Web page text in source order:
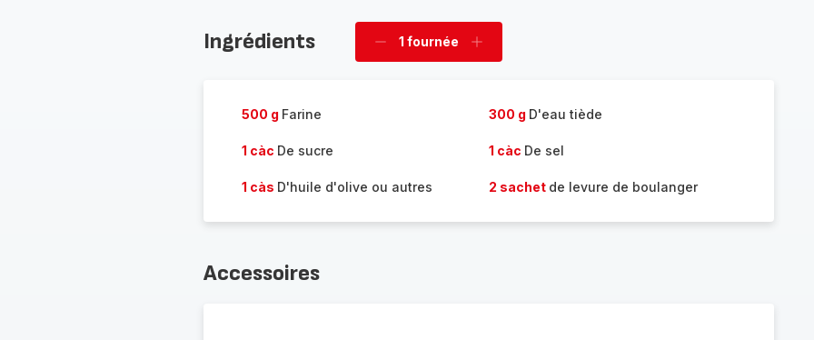
Ingrédients
Supprimer
1 fournée
Ajouter
500 g Farine 300 g D'eau tiède
1 càc De sucre 1 càc De sel
1 càs D'huile d'olive ou autres 2 sachet de levure de boulanger
Accessoires